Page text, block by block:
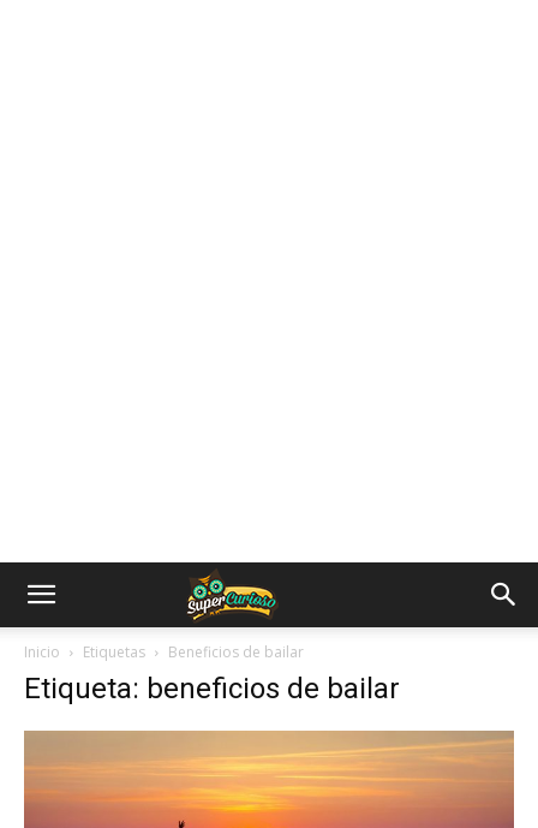
Inicio Etiquetas Beneficios de bailar
Etiqueta: beneficios de bailar